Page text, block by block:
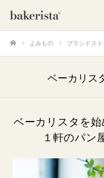
よみもの ブランドス
ベーカリス
ベーカリスタを
１軒のパン